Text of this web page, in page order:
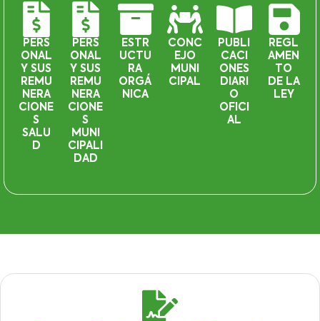
PERS
ONAL
Y SUS
REMU
NERA
CIONE
S
SALU
D
PERS
ONAL
Y SUS
REMU
NERA
CIONE
S
MUNI
CIPALI
DAD
ESTR
UCTU
RA
ORGÁ
NICA
CONC
EJO
MUNI
CIPAL
PUBLI
CACI
ONES
DIARI
O
OFICI
AL
REGL
AMEN
TO
DE LA
LEY